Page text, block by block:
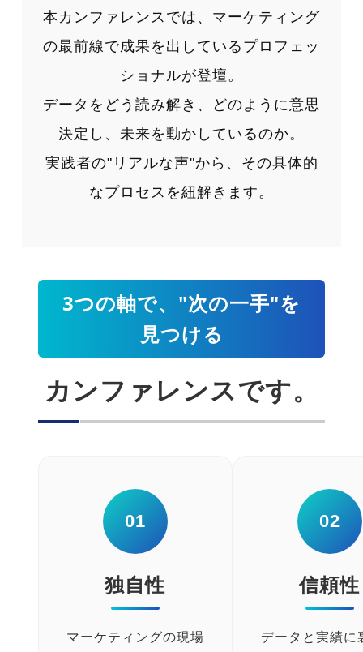
本カンファレンスでは、マーケティング
の最前線で成果を出しているプロフェッ
ショナルが登壇。
データをどう読み解き、どのように意思
決定し、未来を動かしているのか。
実践者の"リアルな声"から、その具体的
なプロセスを紐解きます。
3つの軸で、"次の一手"を
見つける
カンファレンスです。
01
独自性
マーケティングの現場
02
信頼性
データと実績に